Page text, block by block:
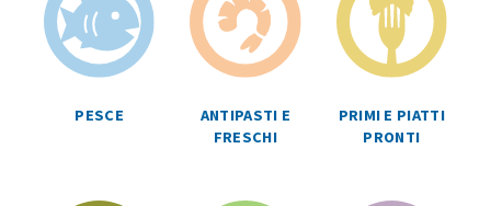
PESCE
ANTIPASTI E
FRESCHI
PRIMI E PIATTI
PRONTI